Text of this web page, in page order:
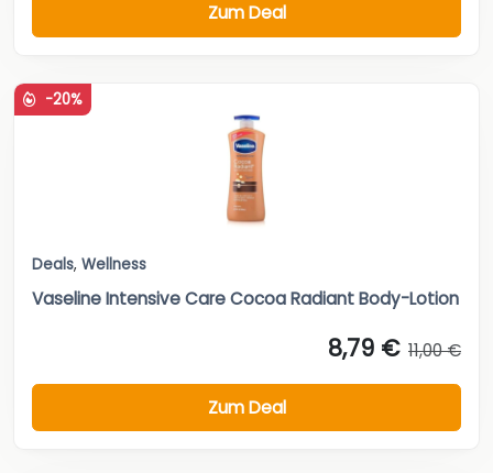
Zum Deal
-20%
Deals, Wellness
Vaseline Intensive Care Cocoa Radiant Body-Lotion
8,79 € 11,00 €
Zum Deal